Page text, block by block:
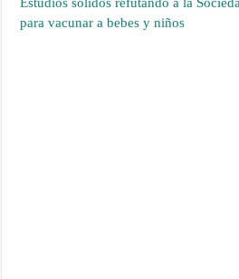
Estudios sólidos refutando a la
para vacunar a bebes y niños